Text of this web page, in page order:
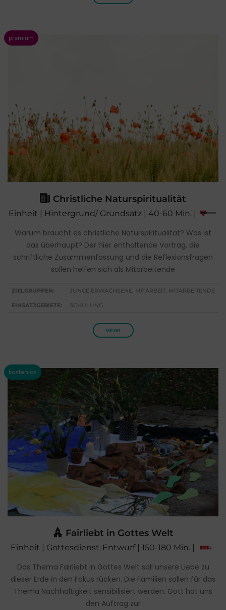
Christliche Naturspiritualität
Einheit | Hintergrund/ Grundsatz | 40-60 Min. |
Warum braucht es christliche Naturspiritualität? Was ist
das überhaupt? Der hier enthaltende Vortrag, die
schriftliche Zusammenfassung und die Reflexionsfragen
sollen helfen sich als Mitarbeitende
ZIELGRUPPEN: JUNGE ERWACHSENE, MITARBEIT, MITARBEITENDE
EINSATZGEBIETE: SCHULUNG
MEHR
Fairliebt in Gottes Welt
Einheit | Gottesdienst-Entwurf | 150-180 Min. |
Das Thema Fairliebt in Gottes Welt soll unsere Liebe zu
dieser Erde in den Fokus rücken. Die Familien sollen für das
Thema Nachhaltigkeit sensibilisiert werden. Gott hat uns
den Auftrag zur